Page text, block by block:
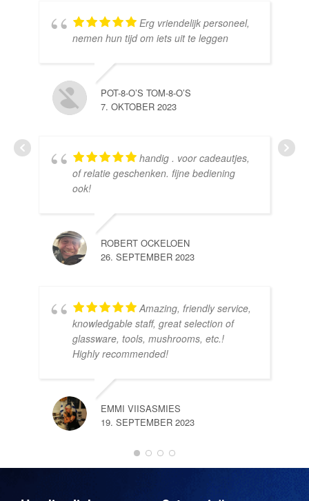
Erg vriendelijk personeel,
nemen hun tijd om iets uit te leggen
POT-8-O’S TOM-8-O’S
7. OKTOBER 2023
handig . voor cadeautjes,
of relatie geschenken. fijne bediening
ook!
ROBERT OCKELOEN
26. SEPTEMBER 2023
Amazing, friendly service,
knowledgable staff, great selection of
glassware, tools, mushrooms, etc.!
Highly recommended!
EMMI VIISASMIES
19. SEPTEMBER 2023